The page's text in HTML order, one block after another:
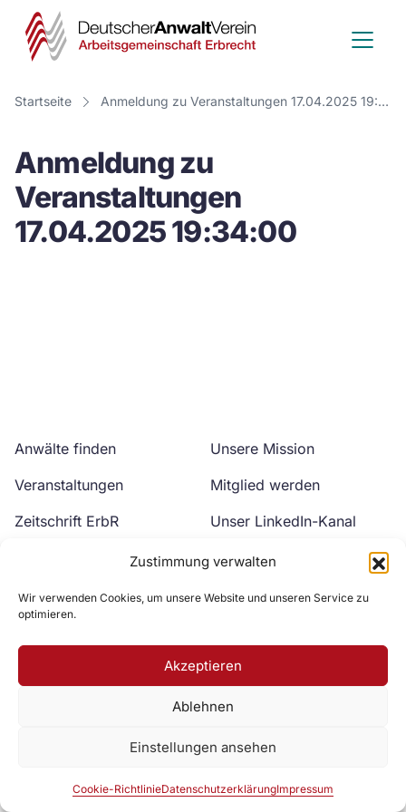
Zustimmung verwalten
Wir verwenden Cookies, um unsere Website und unseren Service zu
optimieren.
Akzeptieren
Ablehnen
Einstellungen ansehen
Cookie-RichtlinieDatenschutzerklärungImpressum
Deutscher
Anwalt
Verein
Startseite Anmeldung zu Veranstaltungen 17.04.2025 19:34:00
Anmeldung zu
Veranstaltungen
17.04.2025 19:34:00
Anwälte finden
Veranstaltungen
Zeitschrift ErbR
Unsere Mission
Mitglied werden
Unser LinkedIn-Kanal
Unser YouTube-Kanal
Zur DAV Webseite